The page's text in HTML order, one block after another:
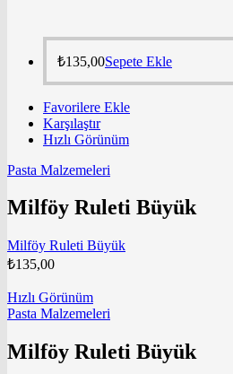
₺135,00Sepete Ekle
Favorilere Ekle
Karşılaştır
Hızlı Görünüm
Pasta Malzemeleri
Milföy Ruleti Büyük
Milföy Ruleti Büyük
₺135,00
Hızlı Görünüm
Pasta Malzemeleri
Milföy Ruleti Büyük